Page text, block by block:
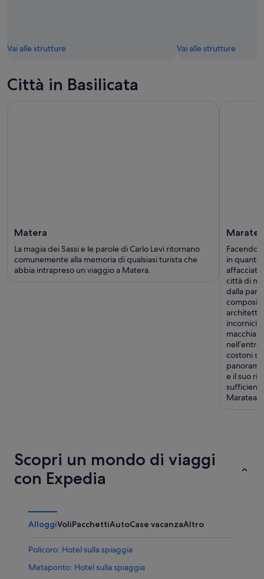
Vai alle strutture Vai alle strutture
Città in Basilicata
Matera
La magia dei Sassi e le parole di Carlo Levi ritornano
comunemente alla memoria di qualsiasi turista che
abbia intrapreso un viaggio a Matera.
Maratea
Facendo
in quanto
città di
dalla
macchia
costoni si
e il suo
Maratea,
Scopri un mondo di viaggi
con Expedia
AlloggiVoliPacchettiAutoCase vacanzaAltro
Policoro: Hotel sulla spiaggia
Metaponto: Hotel sulla spiaggia